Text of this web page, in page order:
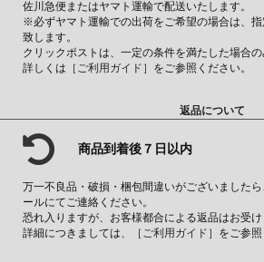
佐川急便またはヤマト運輸で配送いたします。
※必ずヤマト運輸での出荷をご希望の場合は、
致します。
クリックポストは、一定の条件を満たした場合の
詳しくは ［ご利用ガイド］ をご参照ください。
返品について
商品到着後７日以内
万一不良品・破損・梱包間違いがございました
ールにてご連絡ください。
恐れ入りますが、お客様都合による返品はお受け
詳細につきましては、
［ご利用ガイド］ をご参照